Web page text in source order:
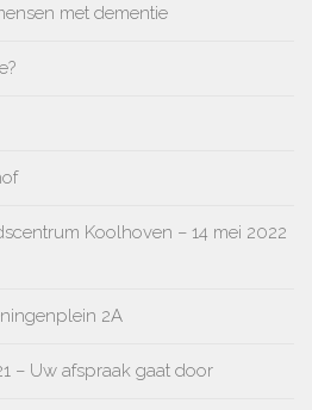
met dementie
Koolhoven – 14 mei 2022
2A
– Uw afspraak gaat door